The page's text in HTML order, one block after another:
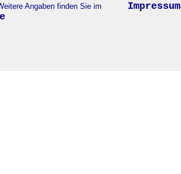
Angaben finden Sie im Impressum